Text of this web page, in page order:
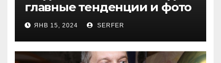
главные тенденции и фото
новинок
ЯНВ 15, 2024 SERFER